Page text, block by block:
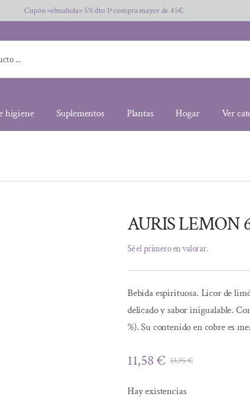
Cupón «elmahola» 5% dto 1ª compra mayor de 45€
higiene Suplementos Plantas Hogar Ver
AURIS LEMON
Sé el primero en valorar.
Bebida espirituosa. Licor de
delicado y sabor inigualable.
%). Su contenido en cobre es
13,95€El
11,58€
El
Hay existencias